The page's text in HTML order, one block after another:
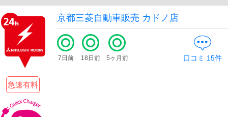
ディーラー
三菱ディーラーを表示
日産ディーラーを表示
トヨタディーラーを表
示
充電器の出力
京都三菱自動車販売 カドノ店
急速有料
7日前 18日前 5ヶ月前 口コミ 15件